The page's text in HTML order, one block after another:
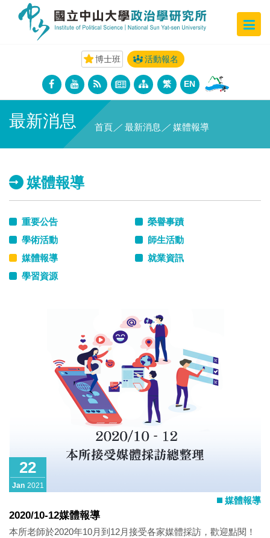
博士班 活動報名
繁 EN
最新消息 首頁 ／ 最新消息 ／ 媒體報導
媒體報導
22
Jan 2021
媒體報導
2020/10-12媒體報導
本所老師於2020年10月到12月接受各家媒體採訪，歡迎點閱！
重要公告
榮譽事蹟
學術活動
師生活動
媒體報導
就業資訊
學習資源